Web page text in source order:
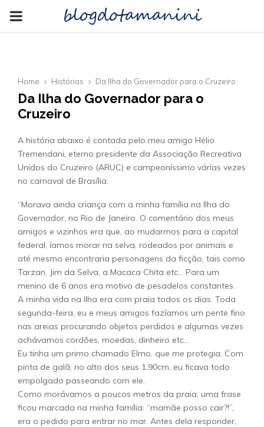
PRIMARYblogdotamanini
Home Histórias Da Ilha do Governador para o Cruzeiro
Da Ilha do Governador para o
Cruzeiro
A história abaixo é contada pelo meu amigo Hélio
Tremendani, eterno presidente da Associação Recreativa
Unidos do Cruzeiro (ARUC) e campeoníssimo várias vezes
no carnaval de Brasília:
“Morava ainda criança com a minha família na Ilha do
Governador, no Rio de Janeiro. O comentário dos meus
amigos e vizinhos era que, ao mudarmos para a capital
federal, íamos morar na selva, rodeados por animais e
até mesmo encontraria personagens da ficção, tais como
Tarzan, Jim da Selva, a Macaca Chita etc… Para um
menino de 6 anos era motivo de pesadelos constantes.
A minha vida na Ilha era com praia todos os dias. Toda
segunda-feira, eu e meus amigos fazíamos um pente fino
nas areias procurando objetos perdidos e algumas vezes
achávamos cordões, moedas, dinheiro etc…
Eu tinha um primo chamado Elmo, que me protegia. Com
pinta de galã, no alto dos seus 1.90cm, eu ficava todo
empolgado passeando com ele.
Como morávamos a poucos metros da praia, uma frase
ficou marcada na minha família: “mamãe posso cair?!”,
era o pedido para entrar no mar. Antes dela responder,